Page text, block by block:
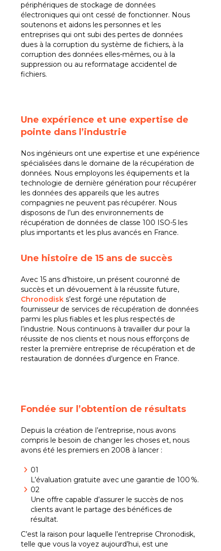
périphériques de stockage de données
électroniques qui ont cessé de fonctionner. Nous
soutenons et aidons les personnes et les
entreprises qui ont subi des pertes de données
dues à la corruption du système de fichiers, à la
corruption des données elles-mêmes, ou à la
suppression ou au reformatage accidentel de
fichiers.
Une expérience et une expertise de
pointe dans l’industrie
Nos ingénieurs ont une expertise et une expérience
spécialisées dans le domaine de la récupération de
données. Nous employons les équipements et la
technologie de dernière génération pour récupérer
les données des appareils que les autres
compagnies ne peuvent pas récupérer. Nous
disposons de l’un des environnements de
récupération de données de classe 100 ISO-5 les
plus importants et les plus avancés en France.
Une histoire de 15 ans de succès
Avec 15 ans d’histoire, un présent couronné de
succès et un dévouement à la réussite future,
Chronodisk s’est forgé une réputation de
fournisseur de services de récupération de données
parmi les plus fiables et les plus respectés de
l’industrie. Nous continuons à travailler dur pour la
réussite de nos clients et nous nous efforçons de
rester la première entreprise de récupération et de
restauration de données d’urgence en France.
Fondée sur l’obtention de résultats
Depuis la création de l’entreprise, nous avons
compris le besoin de changer les choses et, nous
avons été les premiers en 2008 à lancer :
01
L’évaluation gratuite avec une garantie de 100 %.
02
Une offre capable d’assurer le succès de nos
clients avant le partage des bénéfices de
résultat.
C’est la raison pour laquelle l’entreprise Chronodisk,
telle que vous la voyez aujourd’hui, est une